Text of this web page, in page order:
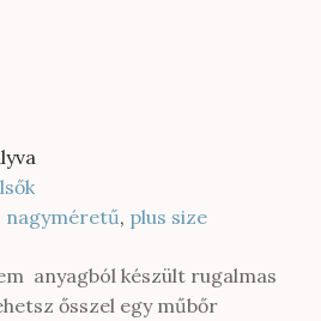
nagyméretű, plus size
anyagból készült rugalmas
ősszel egy műbőr